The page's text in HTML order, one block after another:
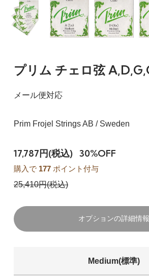
プリム チェロ弦
メール便対応
Prim Frojel Strings AB / Sweden
17,787円(税込) 30%OFF
購入で 177ポイント付与
25,410円(税込)
オプションの詳細情報
Medium(標準)